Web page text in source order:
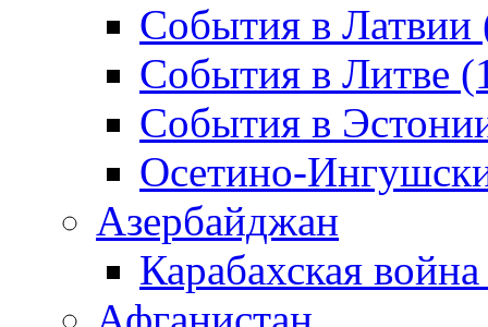
События в Латвии
События в Литве
События в
Осетино-
Азербайджан
Карабахская